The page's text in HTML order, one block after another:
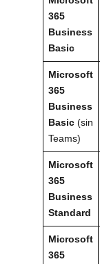
365
Business
Basic
Microsoft
365
Business
Basic (sin
Teams)
Microsoft
365
Business
Standard
Microsoft
365